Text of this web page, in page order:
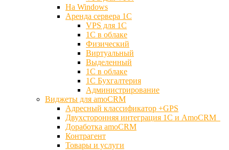
На Windows
Аренда сервера 1С
VPS для 1С
1С в облаке
Физический
Виртуальный
Выделенный
1С в облаке
1С Бухгалтерия
Администрирование
Виджеты для amoCRM
Адресный классификатор +GPS
Двухсторонняя интеграция 1С и AmoCRM
Доработка amoCRM
Контрагент
Товары и услуги